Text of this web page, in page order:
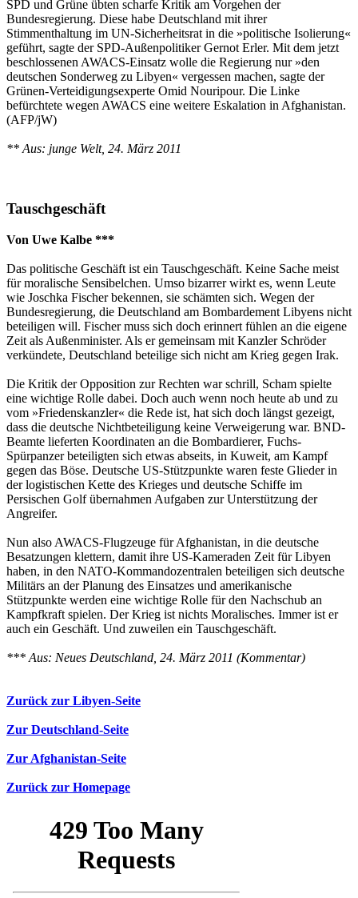
SPD und Grüne übten scharfe Kritik am Vorgehen der
Bundesregierung. Diese habe Deutschland mit ihrer
Stimmenthaltung im UN-Sicherheitsrat in die »politische Isolierung«
geführt, sagte der SPD-Außenpolitiker Gernot Erler. Mit dem jetzt
beschlossenen AWACS-Einsatz wolle die Regierung nur »den
deutschen Sonderweg zu Libyen« vergessen machen, sagte der
Grünen-Verteidigungsexperte Omid Nouripour. Die Linke
befürchtete wegen AWACS eine weitere Eskalation in Afghanistan.
(AFP/jW)
** Aus: junge Welt, 24. März 2011
Tauschgeschäft
Von Uwe Kalbe ***
Das politische Geschäft ist ein Tauschgeschäft. Keine Sache meist
für moralische Sensibelchen. Umso bizarrer wirkt es, wenn Leute
wie Joschka Fischer bekennen, sie schämten sich. Wegen der
Bundesregierung, die Deutschland am Bombardement Libyens nicht
beteiligen will. Fischer muss sich doch erinnert fühlen an die eigene
Zeit als Außenminister. Als er gemeinsam mit Kanzler Schröder
verkündete, Deutschland beteilige sich nicht am Krieg gegen Irak.
Die Kritik der Opposition zur Rechten war schrill, Scham spielte
eine wichtige Rolle dabei. Doch auch wenn noch heute ab und zu
vom »Friedenskanzler« die Rede ist, hat sich doch längst gezeigt,
dass die deutsche Nichtbeteiligung keine Verweigerung war. BND-
Beamte lieferten Koordinaten an die Bombardierer, Fuchs-
Spürpanzer beteiligten sich etwas abseits, in Kuweit, am Kampf
gegen das Böse. Deutsche US-Stützpunkte waren feste Glieder in
der logistischen Kette des Krieges und deutsche Schiffe im
Persischen Golf übernahmen Aufgaben zur Unterstützung der
Angreifer.
Nun also AWACS-Flugzeuge für Afghanistan, in die deutsche
Besatzungen klettern, damit ihre US-Kameraden Zeit für Libyen
haben, in den NATO-Kommandozentralen beteiligen sich deutsche
Militärs an der Planung des Einsatzes und amerikanische
Stützpunkte werden eine wichtige Rolle für den Nachschub an
Kampfkraft spielen. Der Krieg ist nichts Moralisches. Immer ist er
auch ein Geschäft. Und zuweilen ein Tauschgeschäft.
*** Aus: Neues Deutschland, 24. März 2011 (Kommentar)
Zurück zur Libyen-Seite
Zur Deutschland-Seite
Zur Afghanistan-Seite
Zurück zur Homepage